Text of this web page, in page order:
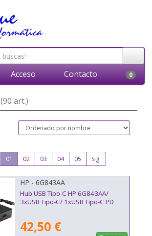
Acceso Contacto 0
(90 art.)
01 02 03 04 05 Sig.
HP - 6G843AA
Hub USB Tipo-C HP 6G843AA/
3xUSB Tipo-C/ 1xUSB Tipo-C PD
42,50 €